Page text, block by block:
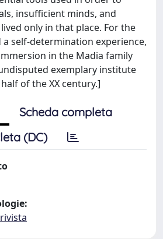
insufficient minds, and
only in that place. For the
self-determination experience,
in the Madia family
exemplary institute
of the XX century.]
Scheda completa
(DC)